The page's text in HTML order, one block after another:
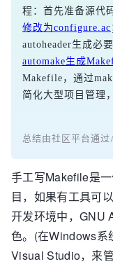
程：首先准备源代
修改为configure.ac
autoheader生成必要
automake生成
Makefile，通过
简化大型项目管理
总结由社区平台通
手工写Makefile是
目，如果有工具可
开发环境中，GNU
色。(在Windows系
Visual Studio，来